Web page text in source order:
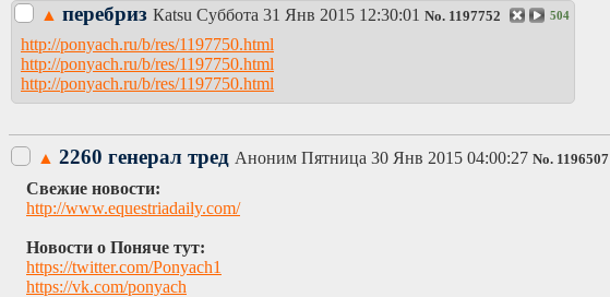
▲ перебриз Каtsu Суббота 31 Янв 2015 12:30:01 No. 1197752 504
http://ponyach.ru/b/res/1197750.html
http://ponyach.ru/b/res/1197750.html
http://ponyach.ru/b/res/1197750.html
▲ 2260 генерал тред Аноним Пятница 30 Янв 2015 04:00:27 No. 1196507
Свежие новости:
http://www.equestriadaily.com/
Новости о Поняче тут:
https://twitter.com/Ponyach1
https://vk.com/ponyach